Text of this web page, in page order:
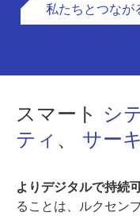
私たちとつなが
スマート シ
ティ 、 サー
よりデジタルで持続
ることは、ルクセン